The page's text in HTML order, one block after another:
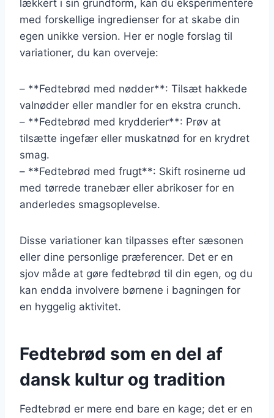
lækkert i sin grundform, kan du eksperimentere
med forskellige ingredienser for at skabe din
egen unikke version. Her er nogle forslag til
variationer, du kan overveje:
– **Fedtebrød med nødder**: Tilsæt hakkede
valnødder eller mandler for en ekstra crunch.
– **Fedtebrød med krydderier**: Prøv at
tilsætte ingefær eller muskatnød for en krydret
smag.
– **Fedtebrød med frugt**: Skift rosinerne ud
med tørrede tranebær eller abrikoser for en
anderledes smagsoplevelse.
Disse variationer kan tilpasses efter sæsonen
eller dine personlige præferencer. Det er en
sjov måde at gøre fedtebrød til din egen, og du
kan endda involvere børnene i bagningen for
en hyggelig aktivitet.
Fedtebrød som en del af
dansk kultur og tradition
Fedtebrød er mere end bare en kage; det er en